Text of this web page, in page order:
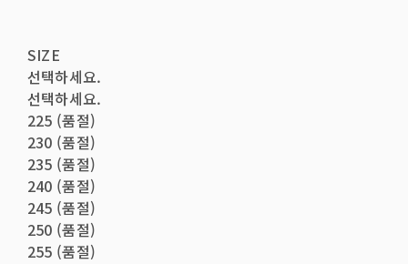
SIZE
선택하세요.
선택하세요.
225 (품절)
230 (품절)
235 (품절)
240 (품절)
245 (품절)
250 (품절)
255 (품절)